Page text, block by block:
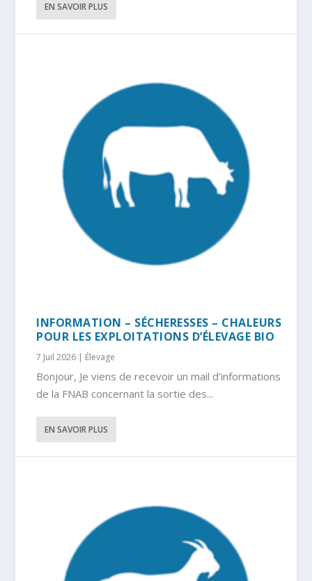
EN SAVOIR PLUS
INFORMATION – SÉCHERESSES – CHALEURS
POUR LES EXPLOITATIONS D’ÉLEVAGE BIO
7 Juil 2026 | Élevage
Bonjour, Je viens de recevoir un mail d’informations
de la FNAB concernant la sortie des...
EN SAVOIR PLUS